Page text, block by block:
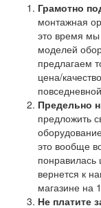
Грамотно
монтажная
это время мы
моделей
предлагаем
цена/
Предельно
предложить
это вообще
понравилась
вернется к
магазине на
Не платите